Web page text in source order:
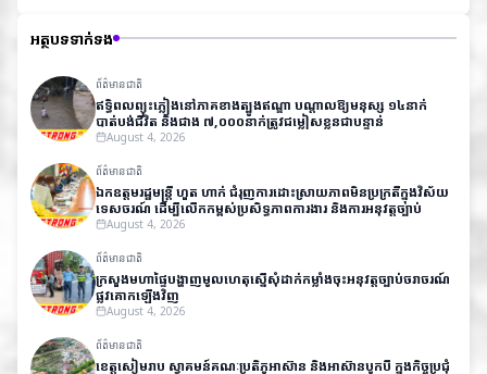
អត្ថបទទាក់ទង
ព័ត៌មានជាតិ
ឥទ្ធិពលព្យុះភ្លៀងនៅភាគខាងត្បូងឥណ្ឌា បណ្តាលឱ្យមនុស្ស ១៤នាក់
បាត់បង់ជីវិត និងជាង ៧,០០០នាក់ត្រូវជម្លៀសខ្លួនជាបន្ទាន់
August 4, 2026
ព័ត៌មានជាតិ
ឯកឧត្តមរដ្ឋមន្ត្រី ហួត ហាក់ ជំរុញការដោះស្រាយភាពមិនប្រក្រតីក្នុងវិស័យ
ទេសចរណ៍ ដើម្បីលើកកម្ពស់ប្រសិទ្ធភាពការងារ និងការអនុវត្តច្បាប់
August 4, 2026
ព័ត៌មានជាតិ
ក្រសួងមហាផ្ទៃបង្ហាញមូលហេតុស្នើសុំដាក់កម្លាំងចុះអនុវត្តច្បាប់ចរាចរណ៍
ផ្លូវគោកឡើងវិញ
August 4, 2026
ព័ត៌មានជាតិ
ខេត្តសៀមរាប ស្វាគមន៍គណៈប្រតិភូអាស៊ាន និងអាស៊ានបូកបី ក្នុងកិច្ចប្រជុំ